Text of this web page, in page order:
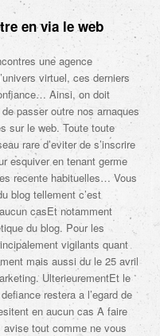
en via le web
une agence
virtuel, ces derniers
Ainsi, on doit
passer outre nos arnaques
sur le web. Toute toute
rare d’eviter de s’inscrire
esquiver en tenant germe
recente habituelles… Vous
blog tellement c’est
casEt notamment
du blog. Pour les
vigilants quant
mais aussi du le 25 avril
UlterieurementEt le
restera a l’egard de
en aucun cas A faire
tout comme ne vous